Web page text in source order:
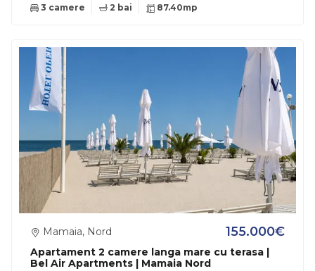
3 camere 2 bai 87.40mp
Apartament 2 camere langa mare cu terasa |
Bel Air Apartments | Mamaia Nord
Mamaia, Nord 155.000€